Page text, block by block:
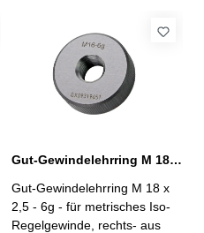
Gut-Gewindelehrring M 18 x 2,5 - 6g DIN 13
Gut-Gewindelehrring M 18 x
2,5 - 6g - für metrisches Iso-
Regelgewinde, rechts- aus